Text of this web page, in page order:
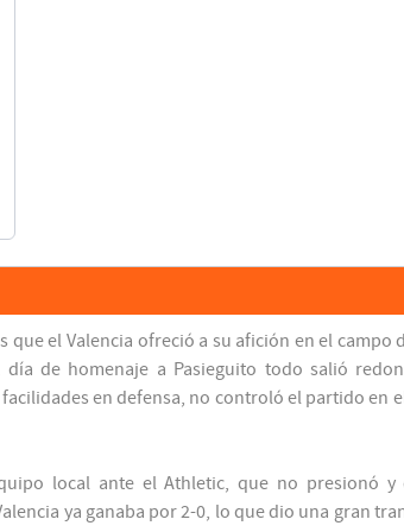
el Valencia ofreció a su afición en el campo
de homenaje a Pasieguito todo salió
en defensa, no controló el partido en
local ante el Athletic, que no presionó y
ya ganaba por 2-0, lo que dio una gran